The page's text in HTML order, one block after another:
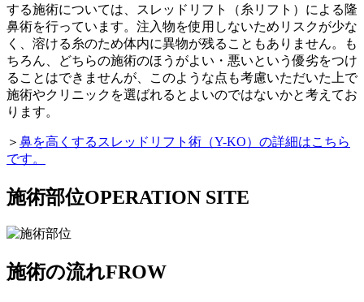
する施術については、スレッドリフト（糸リフト）による隆
鼻術を行っています。注入物を使用しないためリスクが少な
く、溶ける糸のため体内に異物が残ることもありません。も
ちろん、どちらの施術のほうがよい・悪いという優劣をつけ
ることはできませんが、このような点も考慮いただいた上で
施術やクリニックを選ばれるとよいのではないかと考えてお
ります。
＞ 鼻を高くするスレッドリフト術（Y-KO）の詳細はこちら
です。
施術部位OPERATION SITE
施術の流れFROW